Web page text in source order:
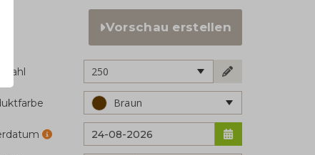
Vorschau erstellen
250
Braun